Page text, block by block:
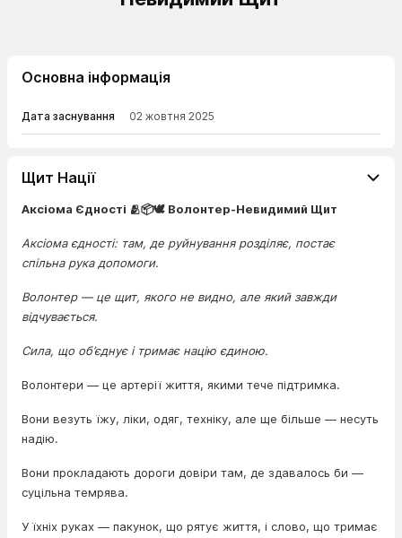
Основна інформація
Дата заснування 02 жовтня 2025
Щит Нації
Аксіома Єдності 🫂📦🕊️ Волонтер-Невидимий Щит
Аксіома єдності: там, де руйнування розділяє, постає
спільна рука допомоги.
Волонтер — це щит, якого не видно, але який завжди
відчувається.
Сила, що об’єднує і тримає націю єдиною.
Волонтери — це артерії життя, якими тече підтримка.
Вони везуть їжу, ліки, одяг, техніку, але ще більше — несуть
надію.
Вони прокладають дороги довіри там, де здавалось би —
суцільна темрява.
У їхніх руках — пакунок, що рятує життя, і слово, що тримає